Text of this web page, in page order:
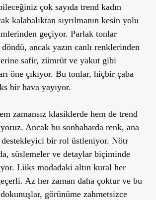
çok sayıda trend kadın
kalabalıktan sıyrılmanın kesin yolu
geçiyor. Parlak tonlar
ancak yazın canlı renklerinden
safir, zümrüt ve yakut gibi
öne çıkıyor. Bu tonlar, hiçbir çaba
bir hava yayıyor.
zamansız klasiklerde hem de trend
Ancak bu sonbaharda renk, ana
bir rol üstleniyor. Nötr
süslemeler ve detaylar biçiminde
Lüks modadaki altın kural her
Az her zaman daha çoktur ve bu
görünüme zahmetsizce